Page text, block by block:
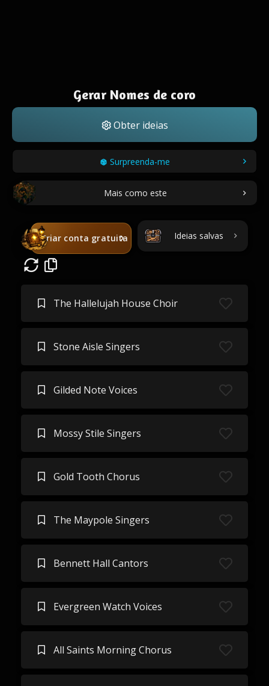
Gerar Nomes de coro
Obter ideias
Surpreenda-me
Mais como este
Criar conta gratuita Ideias salvas
The Hallelujah House Choir
Stone Aisle Singers
Gilded Note Voices
Mossy Stile Singers
Gold Tooth Chorus
The Maypole Singers
Bennett Hall Cantors
Evergreen Watch Voices
All Saints Morning Chorus